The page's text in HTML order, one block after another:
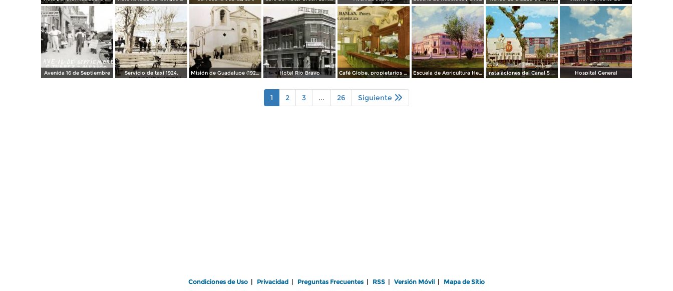
Avenida 16 de Septiembre Servicio de taxi 1924. Misión de Guadalupe (1924) Hotel Rio Bravo Café Globe, propietarios Mooney & Hanlan Escuela de Agricultura Hermanos Escobar Instalaciones del Canal 5 XEJ TV Hospital General
1 2 3 ... 26 Siguiente
Condiciones de Uso Privacidad Preguntas Frecuentes RSS Versión Móvil Mapa de Sitio